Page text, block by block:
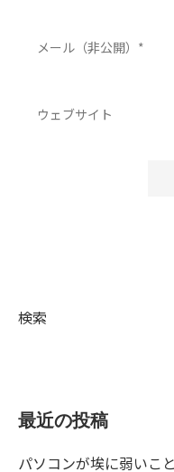
検索
最近の投稿
パソコンが埃に弱いこ